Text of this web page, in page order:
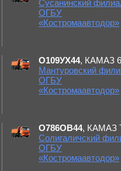
Сусанинский
ОГБУ
«Костромаавтодор»
О109УХ44, КАМАЗ
Мантуровский
ОГБУ
«Костромаавтодор»
О786ОВ44, КАМАЗ
Солигаличский
ОГБУ
«Костромаавтодор»